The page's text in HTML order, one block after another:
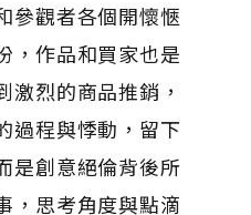
參觀者各個開懷愜
，作品和買家也是
激烈的商品推銷，
過程與悸動，留下
是創意絕倫背後所
，思考角度與點滴